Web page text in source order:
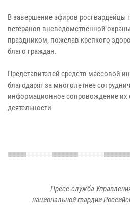
В завершение эфиров росгвардейцы
ветеранов вневедомственной
праздником, пожелав крепкого
благо граждан.
Представителей средств массовой
благодарят за многолетнее
информационное сопровождение их
деятельности
Пресс-служба
национальной гвардии